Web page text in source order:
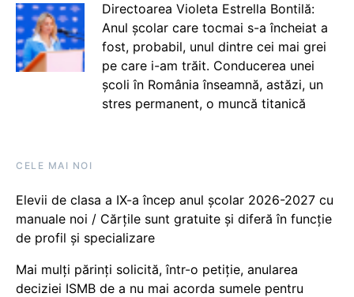
Directoarea Violeta Estrella Bontilă:
Anul școlar care tocmai s-a încheiat a
fost, probabil, unul dintre cei mai grei
pe care i-am trăit. Conducerea unei
școli în România înseamnă, astăzi, un
stres permanent, o muncă titanică
CELE MAI NOI
Elevii de clasa a IX-a încep anul școlar 2026-2027 cu
manuale noi / Cărțile sunt gratuite și diferă în funcție
de profil și specializare
Mai mulți părinți solicită, într-o petiție, anularea
deciziei ISMB de a nu mai acorda sumele pentru